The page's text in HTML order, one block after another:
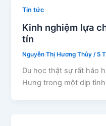
Tin tức
Kinh nghiệm lựa
tín
Nguyễn Thị Hương Thủy / 5
Du học thật sự rất háo
Hưng trong một dịp